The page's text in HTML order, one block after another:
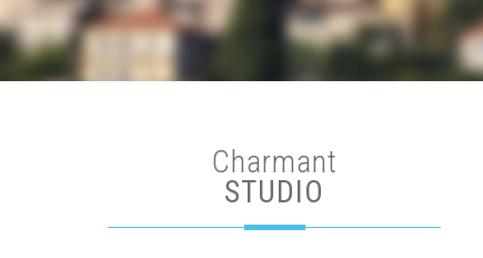
charmant
STUDIO